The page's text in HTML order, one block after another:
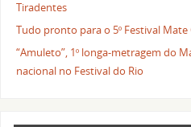
Tiradentes
Tudo pronto para o 5º Festival Mate
“Amuleto”, 1º longa-metragem do
nacional no Festival do Rio